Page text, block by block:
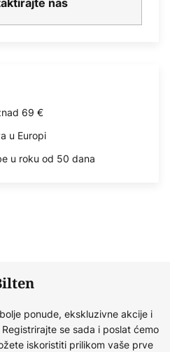
nas
69 €
u Europi
u roku od 50 dana
ponude, ekskluzivne akcije i
se sada i poslat ćemo
iskoristiti prilikom vaše prve